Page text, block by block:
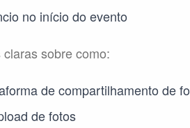
no início do evento
sobre como:
de compartilhamento de
de fotos